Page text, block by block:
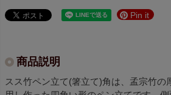
Pin it
商品説明
スス竹ペン立て(箸立て)角は、孟宗竹の